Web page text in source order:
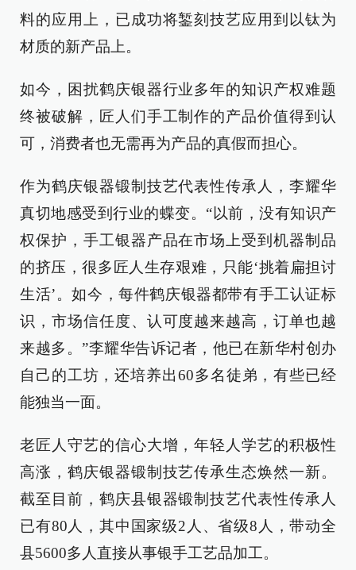
料的应用上，已成功将錾刻技艺应用到以钛为
材质的新产品上。
如今，困扰鹤庆银器行业多年的知识产权难题
终被破解，匠人们手工制作的产品价值得到认
可，消费者也无需再为产品的真假而担心。
作为鹤庆银器锻制技艺代表性传承人，李耀华
真切地感受到行业的蝶变。“以前，没有知识产
权保护，手工银器产品在市场上受到机器制品
的挤压，很多匠人生存艰难，只能‘挑着扁担讨
生活’。如今，每件鹤庆银器都带有手工认证标
识，市场信任度、认可度越来越高，订单也越
来越多。”李耀华告诉记者，他已在新华村创办
自己的工坊，还培养出60多名徒弟，有些已经
能独当一面。
老匠人守艺的信心大增，年轻人学艺的积极性
高涨，鹤庆银器锻制技艺传承生态焕然一新。
截至目前，鹤庆县银器锻制技艺代表性传承人
已有80人，其中国家级2人、省级8人，带动全
县5600多人直接从事银手工艺品加工。